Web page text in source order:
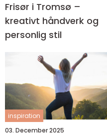
Frisør i Tromsø –
kreativt håndverk og
personlig stil
inspiration
03. December 2025